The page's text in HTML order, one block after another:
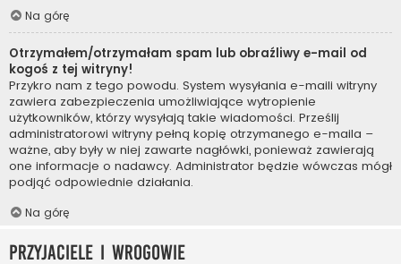
Na górę
Otrzymałem/otrzymałam spam lub obraźliwy e-mail od
kogoś z tej witryny!
Przykro nam z tego powodu. System wysyłania e-maili witryny
zawiera zabezpieczenia umożliwiające wytropienie
użytkowników, którzy wysyłają takie wiadomości. Prześlij
administratorowi witryny pełną kopię otrzymanego e-maila –
ważne, aby były w niej zawarte nagłówki, ponieważ zawierają
one informacje o nadawcy. Administrator będzie wówczas mógł
podjąć odpowiednie działania.
Na górę
Przyjaciele i wrogowie